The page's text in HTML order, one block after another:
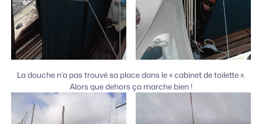
La douche n’a pas trouvé sa place dans le « cabinet de toilette ».
Alors que dehors ça marche bien !